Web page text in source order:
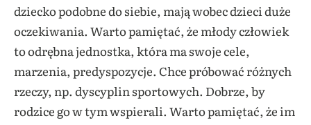
dziecko podobne do siebie, mają wobec dzieci duże
oczekiwania. Warto pamiętać, że młody człowiek
to odrębna jednostka, która ma swoje cele,
marzenia, predyspozycje. Chce próbować różnych
rzeczy, np. dyscyplin sportowych. Dobrze, by
rodzice go w tym wspierali. Warto pamiętać, że im